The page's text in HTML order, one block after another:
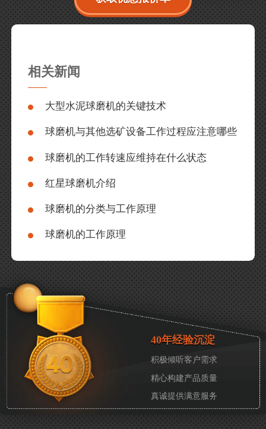
相关新闻
大型水泥球磨机的关键技术
球磨机与其他选矿设备工作过程应注意哪些
球磨机的工作转速应维持在什么状态
红星球磨机介绍
球磨机的分类与工作原理
球磨机的工作原理
40年经验沉淀
积极倾听客户需求
精心构建产品质量
真诚提供满意服务